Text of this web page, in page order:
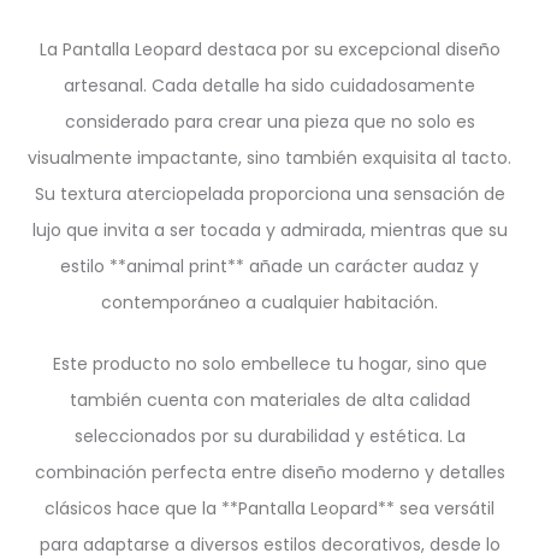
La Pantalla Leopard destaca por su excepcional diseño
artesanal. Cada detalle ha sido cuidadosamente
considerado para crear una pieza que no solo es
visualmente impactante, sino también exquisita al tacto.
Su textura aterciopelada proporciona una sensación de
lujo que invita a ser tocada y admirada, mientras que su
estilo **animal print** añade un carácter audaz y
contemporáneo a cualquier habitación.
Este producto no solo embellece tu hogar, sino que
también cuenta con materiales de alta calidad
seleccionados por su durabilidad y estética. La
combinación perfecta entre diseño moderno y detalles
clásicos hace que la **Pantalla Leopard** sea versátil
para adaptarse a diversos estilos decorativos, desde lo